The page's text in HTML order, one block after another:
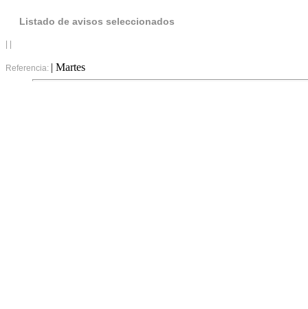
Listado de avisos seleccionados
Referencia: | Martes